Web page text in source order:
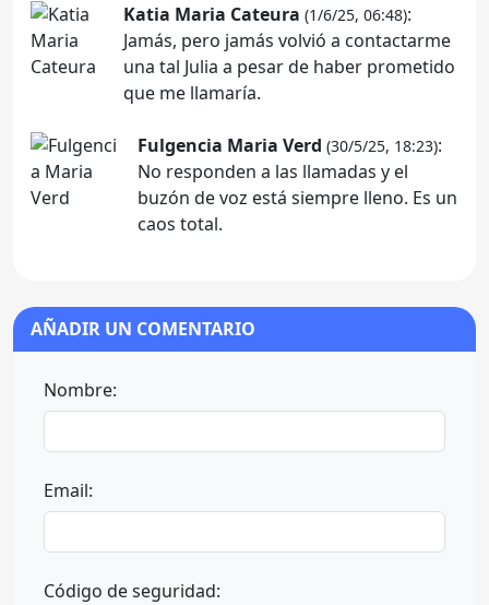
Katia Maria Cateura (1/6/25, 06:48):
Jamás, pero jamás volvió a contactarme
una tal Julia a pesar de haber prometido
que me llamaría.
Fulgencia Maria Verd (30/5/25, 18:23):
No responden a las llamadas y el
buzón de voz está siempre lleno. Es un
caos total.
AÑADIR UN COMENTARIO
Nombre:
Email:
Código de seguridad: